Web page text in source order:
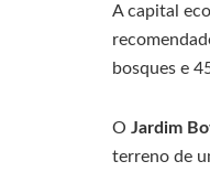
A capital
bosques e
O Jardim
terreno de